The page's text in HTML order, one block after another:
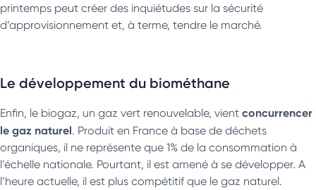
printemps peut créer des inquiétudes sur la sécurité
d’approvisionnement et, à terme, tendre le marché.
Le développement du biométhane
Enfin, le biogaz, un gaz vert renouvelable, vient concurrencer
le gaz naturel. Produit en France à base de déchets
organiques, il ne représente que 1% de la consommation à
l’échelle nationale. Pourtant, il est amené à se développer. A
l’heure actuelle, il est plus compétitif que le gaz naturel.